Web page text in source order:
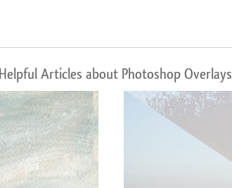
Helpful Articles about Photoshop Overlays